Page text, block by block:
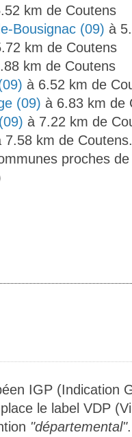
km de Coutens
Bousignac (09) à
km de Coutens
km de Coutens
à 6.52 km de
(09) à 6.83 km de
à 7.22 km de
7.58 km de
proches
IGP (Indication
le label VDP
"départemental"